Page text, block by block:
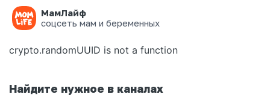
МамЛайф
соцсеть мам и беременных
Ошибка на странице
crypto.randomUUID is not a function
Найдите нужное в каналах